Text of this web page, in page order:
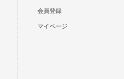
会員登録
マイページ